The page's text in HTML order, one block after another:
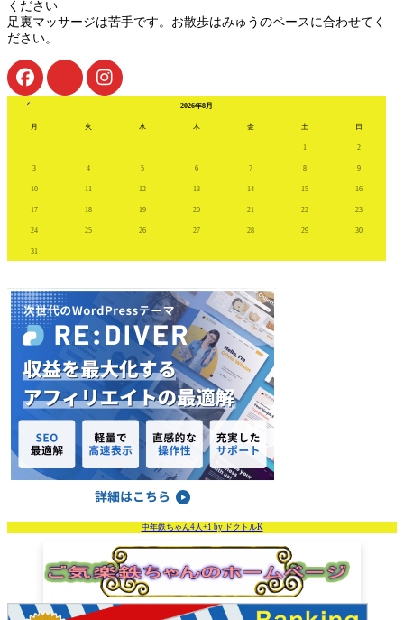
ください
足裏マッサージは苦手です。お散歩はみゅうのペースに合わせてく
ださい。
2026年8月
月 火 水 木 金 土 日
1 2
3 4 5 6 7 8 9
10 11 12 13 14 15 16
17 18 19 20 21 22 23
24 25 26 27 28 29 30
31
中年鉄ちゃん4人+1 by ドクトルK